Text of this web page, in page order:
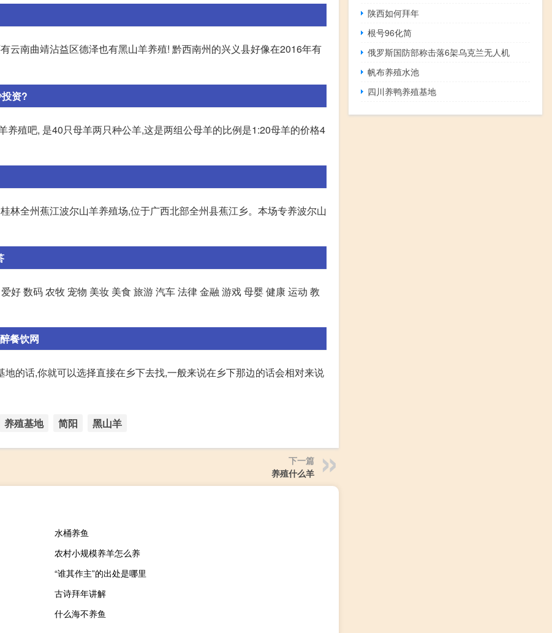
云南曲靖沾益区德泽也有黑山羊养殖! 黔西南州的兴义县好像在2016年有
资?
殖吧, 是40只母羊两只种公羊,这是两组公母羊的比例是1:20母羊的价格4
林全州蕉江波尔山羊养殖场,位于广西北部全州县蕉江乡。本场专养波尔山
好 数码 农牧 宠物 美妆 美食 旅游 汽车 法律 金融 游戏 母婴 健康 运动 教
餐饮网
的话,你就可以选择直接在乡下去找,一般来说在乡下那边的话会相对来说
养殖基地 简阳 黑山羊
下一篇
养殖什么羊
水桶养鱼
农村小规模养羊怎么养
“谁其作主”的出处是哪里
古诗拜年讲解
什么海不养鱼
陕西如何拜年
根号96化简
俄罗斯国防部称击落6架乌克兰无人机
帆布养殖水池
四川养鸭养殖基地